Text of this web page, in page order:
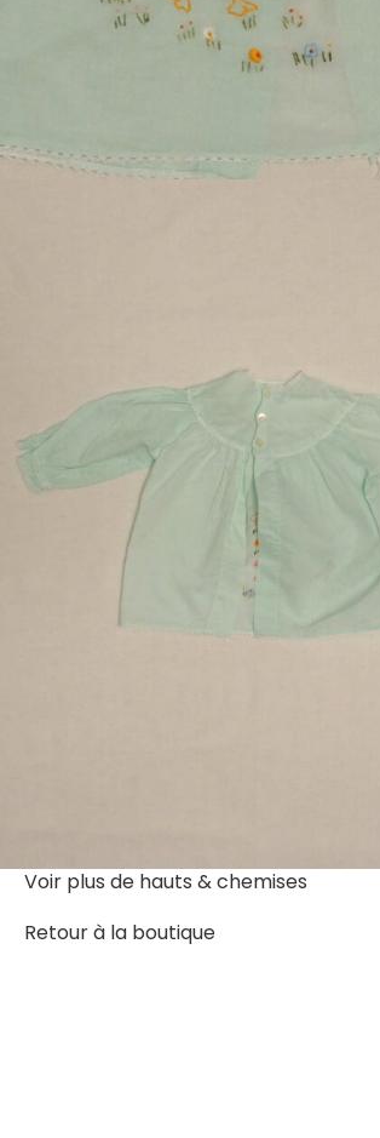
Voir plus de hauts & chemises
Retour à la boutique